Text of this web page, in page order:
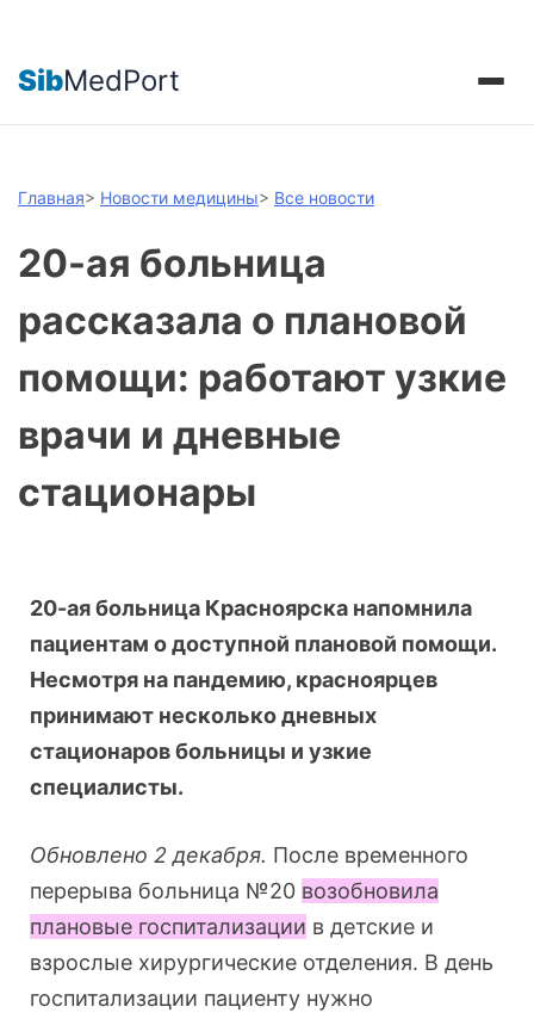
SibMedPort
Главная> Новости медицины> Все новости
20-ая больница
рассказала о плановой
помощи: работают узкие
врачи и дневные
стационары
20-ая больница Красноярска напомнила
пациентам о доступной плановой помощи.
Несмотря на пандемию, красноярцев
принимают несколько дневных
стационаров больницы и узкие
специалисты.
Обновлено 2 декабря. После временного
перерыва больница №20 возобновила
плановые госпитализации в детские и
взрослые хирургические отделения. В день
госпитализации пациенту нужно